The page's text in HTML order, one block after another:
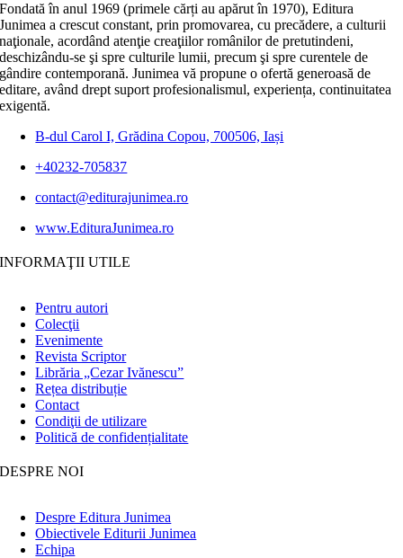
Fondată în anul 1969 (primele cărți au apărut în 1970), Editura
Junimea a crescut constant, prin promovarea, cu precădere, a culturii
naţionale, acordând atenţie creaţiilor românilor de pretutindeni,
deschizându-se şi spre culturile lumii, precum şi spre curentele de
gândire contemporană. Junimea vă propune o ofertă generoasă de
editare, având drept suport profesionalismul, experiența, continuitatea
exigentă.
B-dul Carol I, Grădina Copou, 700506, Iași
+40232-705837
contact@editurajunimea.ro
www.EdituraJunimea.ro
INFORMAŢII UTILE
Pentru autori
Colecţii
Evenimente
Revista Scriptor
Librăria „Cezar Ivănescu”
Rețea distribuție
Contact
Condiţii de utilizare
Politică de confidențialitate
DESPRE NOI
Despre Editura Junimea
Obiectivele Editurii Junimea
Echipa